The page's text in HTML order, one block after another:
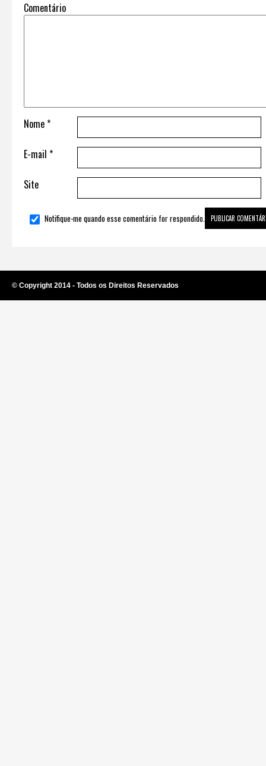
Comentário
Nome*
E-mail *
Site
Notifique-me quando esse comentário for respondido.
© Copyright 2014 - Todos os Direitos Reservados